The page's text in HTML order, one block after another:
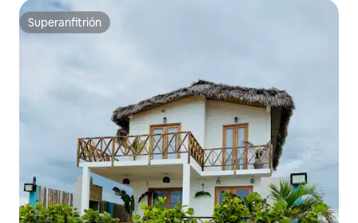
Superanfitrión
Superanfitrión